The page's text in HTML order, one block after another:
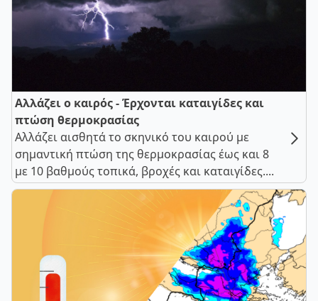
Αλλάζει ο καιρός - Έρχονται καταιγίδες και
πτώση θερμοκρασίας
Αλλάζει αισθητά το σκηνικό του καιρού με
σημαντική πτώση της θερμοκρασίας έως και 8
με 10 βαθμούς τοπικά, βροχές και καταιγίδες....